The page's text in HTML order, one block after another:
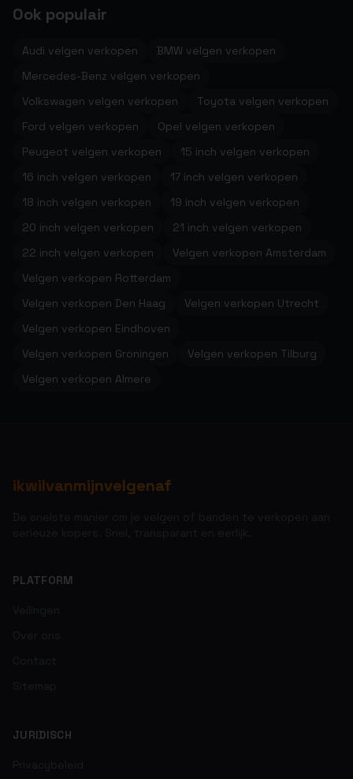
Ook populair
Audi velgen verkopen
BMW velgen verkopen
Mercedes-Benz velgen verkopen
Volkswagen velgen verkopen
Toyota velgen verkopen
Ford velgen verkopen
Opel velgen verkopen
Peugeot velgen verkopen
15 inch velgen verkopen
16 inch velgen verkopen
17 inch velgen verkopen
18 inch velgen verkopen
19 inch velgen verkopen
20 inch velgen verkopen
21 inch velgen verkopen
22 inch velgen verkopen
Velgen verkopen Amsterdam
Velgen verkopen Rotterdam
Velgen verkopen Den Haag
Velgen verkopen Utrecht
Velgen verkopen Eindhoven
Velgen verkopen Groningen
Velgen verkopen Tilburg
Velgen verkopen Almere
ikwilvanmijnvelgenaf
PLATFORM
JURIDISCH